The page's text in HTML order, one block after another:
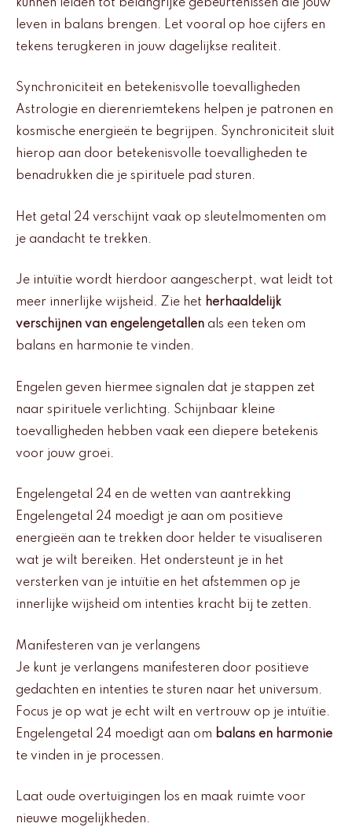
kunnen leiden tot belangrijke gebeurtenissen die jouw
leven in balans brengen. Let vooral op hoe cijfers en
tekens terugkeren in jouw dagelijkse realiteit.
Synchroniciteit en betekenisvolle toevalligheden
Astrologie en dierenriemtekens helpen je patronen en
kosmische energieën te begrijpen. Synchroniciteit sluit
hierop aan door betekenisvolle toevalligheden te
benadrukken die je spirituele pad sturen.
Het getal 24 verschijnt vaak op sleutelmomenten om
je aandacht te trekken.
Je intuïtie wordt hierdoor aangescherpt, wat leidt tot
meer innerlijke wijsheid. Zie het herhaaldelijk
verschijnen van engelengetallen als een teken om
balans en harmonie te vinden.
Engelen geven hiermee signalen dat je stappen zet
naar spirituele verlichting. Schijnbaar kleine
toevalligheden hebben vaak een diepere betekenis
voor jouw groei.
Engelengetal 24 en de wetten van aantrekking
Engelengetal 24 moedigt je aan om positieve
energieën aan te trekken door helder te visualiseren
wat je wilt bereiken. Het ondersteunt je in het
versterken van je intuïtie en het afstemmen op je
innerlijke wijsheid om intenties kracht bij te zetten.
Manifesteren van je verlangens
Je kunt je verlangens manifesteren door positieve
gedachten en intenties te sturen naar het universum.
Focus je op wat je echt wilt en vertrouw op je intuïtie.
Engelengetal 24 moedigt aan om balans en harmonie
te vinden in je processen.
Laat oude overtuigingen los en maak ruimte voor
nieuwe mogelijkheden.